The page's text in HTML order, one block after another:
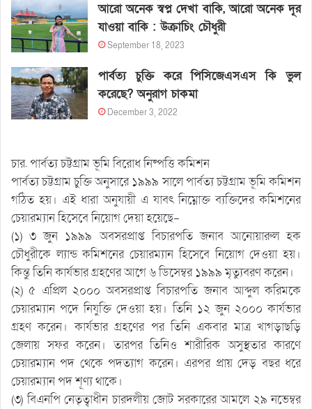
আরো অনেক স্বপ্ন দেখা বাকি, আরো অনেক দূর
যাওয়া বাকি : উক্রাচিং চৌধুরী
September 18, 2023
পার্বত্য চুক্তি করে পিসিজেএসএস কি ভুল
করেছে? অনুরাগ চাকমা
December 3, 2022
চার. পার্বত্য চট্টগ্রাম ভূমি বিরোধ নিষ্পত্তি কমিশন
পার্বত্য চট্টগ্রাম চুক্তি অনুসারে ১৯৯৯ সালে পার্বত্য চট্টগ্রাম ভূমি কমিশন
গঠিত হয়। এই ধারা অনুযায়ী এ যাবৎ নিম্নোক্ত ব্যক্তিদের কমিশনের
চেয়ারম্যান হিসেবে নিয়োগ দেয়া হয়েছে-
(১) ৩ জুন ১৯৯৯ অবসরপ্রাপ্ত বিচারপতি জনাব আনোয়ারুল হক
চৌধুরীকে ল্যান্ড কমিশনের চেয়ারম্যান হিসেবে নিয়োগ দেওয়া হয়।
কিন্তু তিনি কার্যভার গ্রহণের আগে ৬ ডিসেম্বর ১৯৯৯ মৃত্যুবরণ করেন।
(২) ৫ এপ্রিল ২০০০ অবসরপ্রাপ্ত বিচারপতি জনাব আব্দুল করিমকে
চেয়ারম্যান পদে নিযুক্তি দেওয়া হয়। তিনি ১২ জুন ২০০০ কার্যভার
গ্রহণ করেন। কার্যভার গ্রহণের পর তিনি একবার মাত্র খাগড়াছড়ি
জেলায় সফর করেন। তারপর তিনিও শারীরিক অসুস্থতার কারণে
চেয়ারম্যান পদ থেকে পদত্যাগ করেন। এরপর প্রায় দেড় বছর ধরে
চেয়ারম্যান পদ শূণ্য থাকে।
(৩) বিএনপি নেতৃত্বাধীন চারদলীয় জোট সরকারের আমলে ২৯ নভেম্বর